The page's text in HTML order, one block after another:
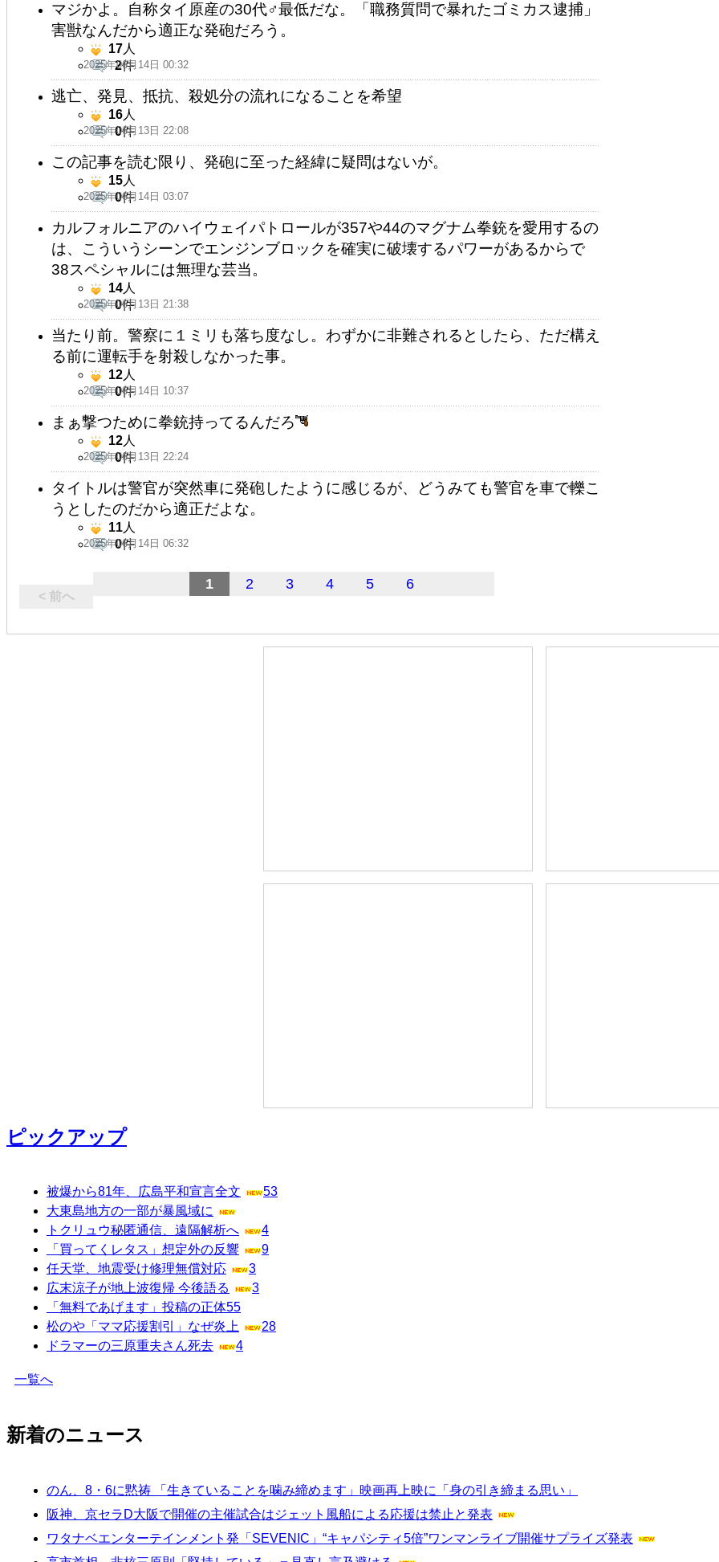
マジかよ。自称タイ原産の30代♂最低だな。「職務質問で暴れたゴミカス逮捕」
害獣なんだから適正な発砲だろう。
2025年06月14日 00:32
17人
2件
逃亡、発見、抵抗、殺処分の流れになることを希望
2025年06月13日 22:08
16人
0件
この記事を読む限り、発砲に至った経緯に疑問はないが。
2025年06月14日 03:07
15人
0件
カルフォルニアのハイウェイパトロールが357や44のマグナム拳銃を愛用するの
は、こういうシーンでエンジンブロックを確実に破壊するパワーがあるからで
38スペシャルには無理な芸当。
2025年06月13日 21:38
14人
0件
当たり前。警察に１ミリも落ち度なし。わずかに非難されるとしたら、ただ構え
る前に運転手を射殺しなかった事。
2025年06月14日 10:37
12人
0件
まぁ撃つために拳銃持ってるんだろ
2025年06月13日 22:24
12人
0件
タイトルは警官が突然車に発砲したように感じるが、どうみても警官を車で轢こ
うとしたのだから適正だよな。
2025年06月14日 06:32
11人
0件
< 前へ
1 2 3 4 5 6
ピックアップ
被爆から81年、広島平和宣言全文
53
大東島地方の一部が暴風域に
トクリュウ秘匿通信、遠隔解析へ
4
「買ってくレタス」想定外の反響
9
任天堂、地震受け修理無償対応
3
広末涼子が地上波復帰 今後語る
3
「無料であげます」投稿の正体55
松のや「ママ応援割引」なぜ炎上
28
ドラマーの三原重夫さん死去
4
一覧へ
新着のニュース
のん、8・6に黙祷 「生きていることを噛み締めます」映画再上映に「身の引き締まる思い」
阪神、京セラD大阪で開催の主催試合はジェット風船による応援は禁止と発表
ワタナベエンターテインメント発「SEVENIC」“キャパシティ5倍”ワンマンライブ開催サプライズ発表